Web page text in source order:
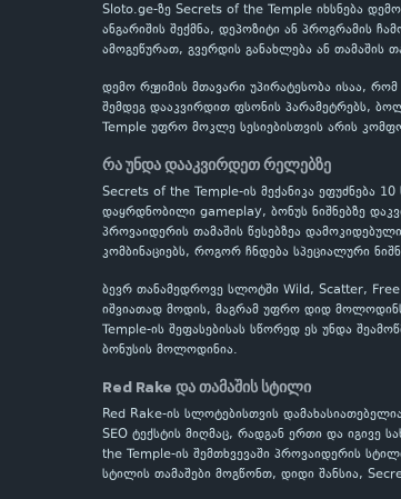
Sloto.ge-ზე Secrets of the Temple იხსნება
ანგარიშის შექმნა, დეპოზიტი ან პროგრამის
ამოგეწურათ, გვერდის განახლება ან თამაშის
დემო რეჟიმის მთავარი უპირატესობა ისაა,
შემდეგ დააკვირდით ფსონის პარამეტრებს,
Temple უფრო მოკლე სესიებისთვის არის
რა უნდა დააკვირდეთ რელებზე
Secrets of the Temple-ის მექანიკა ეფუძნება
დაყრდნობილი gameplay, ბონუს ნიშნებზე
პროვაიდერის თამაშის წესებზეა
კომბინაციებს, როგორ ჩნდება სპეციალური
ბევრ თანამედროვე სლოტში Wild, Scatter, Free
იშვიათად მოდის, მაგრამ უფრო დიდ
Temple-ის შეფასებისას სწორედ ეს უნდა
ბონუსის მოლოდინია.
Red Rake და თამაშის სტილი
Red Rake-ის სლოტებისთვის
SEO ტექსტის მიღმაც, რადგან ერთი და იგივე
the Temple-ის შემთხვევაში პროვაიდერის
სტილის თამაშები მოგწონთ, დიდი შანსია,